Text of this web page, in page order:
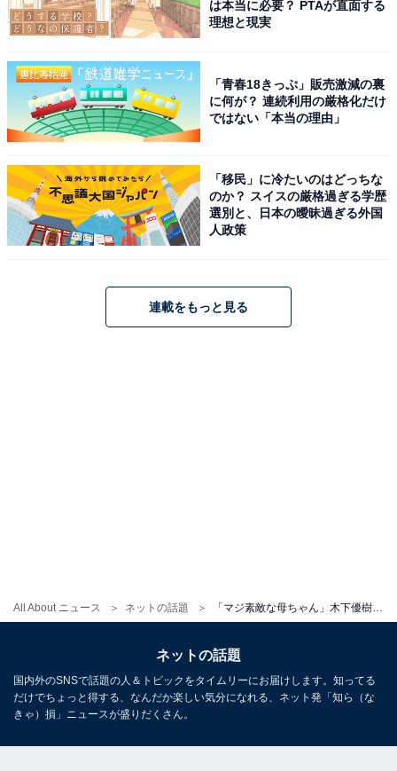
All About ニュース ネットの話題
は本当に必要？ PTAが直面する
理想と現実
「青春18きっぷ」販売激減の裏
に何が？ 連続利用の厳格化だけ
ではない「本当の理由」
「移民」に冷たいのはどっちな
のか？ スイスの厳格過ぎる学歴
選別と、日本の曖昧過ぎる外国
人政策
連載をもっと見る
ネットの話題
国内外のSNSで話題の人＆トピックをタイムリーにお届けします。知ってる
だけでちょっと得する、なんだか楽しい気分になれる、ネット発「知ら（な
きゃ）損」ニュースが盛りだくさん。